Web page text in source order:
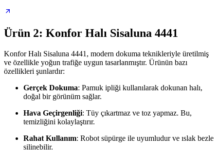
Ürün 2: Konfor Halı Sisaluna 4441
Konfor Halı Sisaluna 4441, modern dokuma teknikleriyle üretilmiş
ve özellikle yoğun trafiğe uygun tasarlanmıştır. Ürünün bazı
özellikleri şunlardır:
Gerçek Dokuma: Pamuk ipliği kullanılarak dokunan halı,
doğal bir görünüm sağlar.
Hava Geçirgenliği: Tüy çıkartmaz ve toz yapmaz. Bu,
temizliğini kolaylaştırır.
Rahat Kullanım: Robot süpürge ile uyumludur ve ıslak bezle
silinebilir.